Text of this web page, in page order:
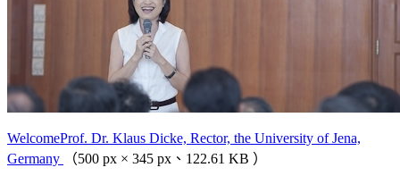
WelcomeProf. Dr. Klaus Dicke, Rector, the University of Jena,
Germany
（500 px × 345 px、122.61 KB ）